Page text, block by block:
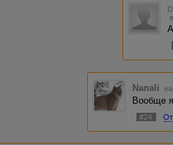
Nanali
Вообще
#24